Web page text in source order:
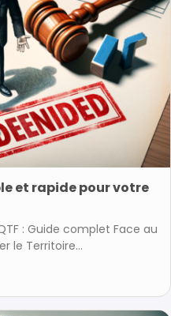
et rapide pour votre
: Guide complet Face au
le Territoire…